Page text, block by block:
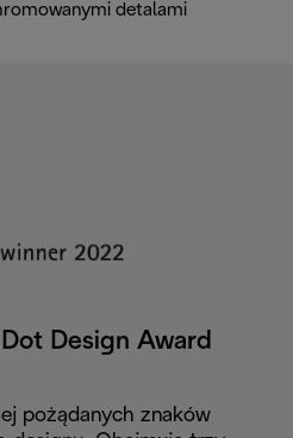
detalami
Design Award
pożądanych znaków